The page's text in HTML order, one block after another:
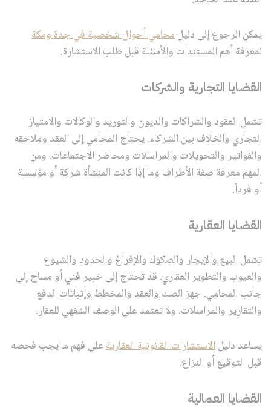
يمكن الرجوع إلى دليلمحامي أحوال شخصية في جدة ومكة
لمعرفة أهم المستندات والأسئلة قبل طلب الاستشارة.
القضايا التجارية والشركات
تشمل العقود والشراكات والديون والتوريد والوكالات والامتياز
التجاري والخلاف بين الشركاء. يحتاج المحامي إلى العقد وملاحقه
والفواتير والتحويلات والمراسلات ومحاضر الاجتماعات. ومن
المهم معرفة صفة الأطراف وما إذا كانت المنشأة شركة أو مؤسسة
أو فرداً.
القضايا العقارية
تشمل البيع والإيجار والصكوك والإفراغ والحدود والشيوع
والعيوب والتطوير العقاري. قد تحتاج إلى خبير فني أو مساح إلى
جانب المحامي. جهز الصك والعقد والمخطط وإثباتات الدفع
والتقارير والمراسلات، ولا تعتمد على الوصف الشفهي للعقار.
يساعد دليلالاستشارات القانونية العقاريةعلى فهم ما يجب فحصه
قبل التوقيع أو النزاع.
القضايا العمالية